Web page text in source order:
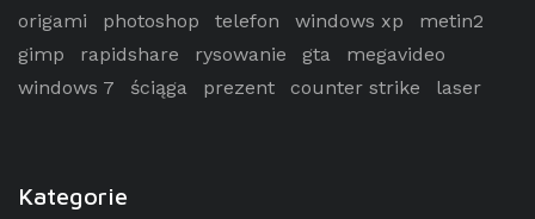
origami photoshop telefon windows xp
metin2
gimp
rapidshare rysowanie gta
megavideo
windows 7
ściąga prezent counter strike laser
Kategorie